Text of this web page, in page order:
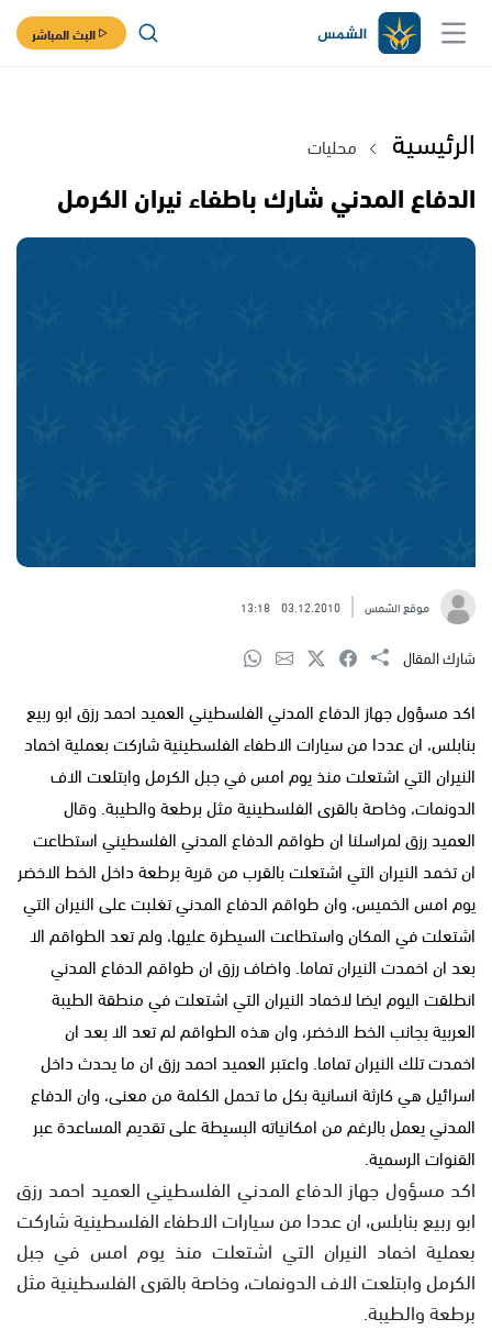
البث المباشر
الرئيسية محليات
الدفاع المدني شارك باطفاء نيران الكرمل
موقع الشمس 03.12.2010
13:18
شارك المقال
اكد مسؤول جهاز الدفاع المدني الفلسطيني العميد احمد رزق ابو ربيع
بنابلس، ان عددا من سيارات الاطفاء الفلسطينية شاركت بعملية اخماد
النيران التي اشتعلت منذ يوم امس في جبل الكرمل وابتلعت الاف
الدونمات، وخاصة بالقرى الفلسطينية مثل برطعة والطيبة. وقال
العميد رزق لمراسلنا ان طواقم الدفاع المدني الفلسطيني استطاعت
ان تخمد النيران التي اشتعلت بالقرب من قرية برطعة داخل الخط الاخضر
يوم امس الخميس، وان طواقم الدفاع المدني تغلبت على النيران التي
اشتعلت في المكان واستطاعت السيطرة عليها، ولم تعد الطواقم الا
بعد ان اخمدت النيران تماما. واضاف رزق ان طواقم الدفاع المدني
انطلقت اليوم ايضا لاخماد النيران التي اشتعلت في منطقة الطيبة
العربية بجانب الخط الاخضر، وان هذه الطواقم لم تعد الا بعد ان
اخمدت تلك النيران تماما. واعتبر العميد احمد رزق ان ما يحدث داخل
اسرائيل هي كارثة انسانية بكل ما تحمل الكلمة من معنى، وان الدفاع
المدني يعمل بالرغم من امكانياته البسيطة على تقديم المساعدة عبر
القنوات الرسمية.
اكد مسؤول جهاز الدفاع المدني الفلسطيني العميد احمد رزق
ابو ربيع بنابلس، ان عددا من سيارات الاطفاء الفلسطينية شاركت
بعملية اخماد النيران التي اشتعلت منذ يوم امس في جبل
الكرمل وابتلعت الاف الدونمات، وخاصة بالقرى الفلسطينية مثل
برطعة والطيبة.